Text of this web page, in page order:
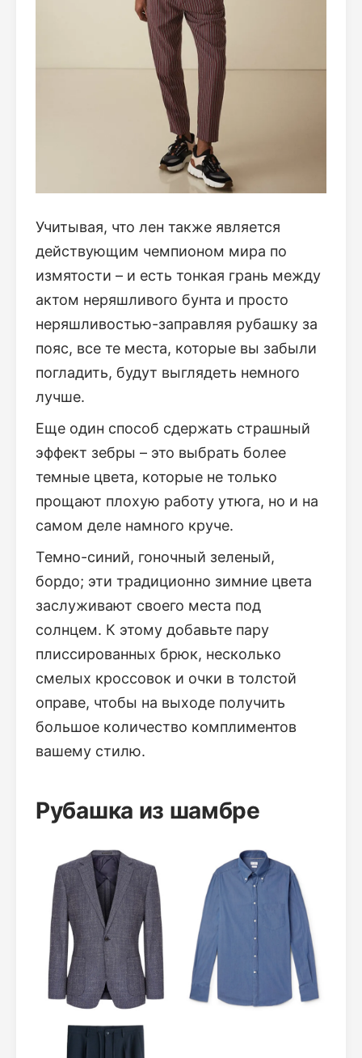
Учитывая, что лен также является
действующим чемпионом мира по
измятости – и есть тонкая грань между
актом неряшливого бунта и просто
неряшливостью-заправляя рубашку за
пояс, все те места, которые вы забыли
погладить, будут выглядеть немного
лучше.
Еще один способ сдержать страшный
эффект зебры – это выбрать более
темные цвета, которые не только
прощают плохую работу утюга, но и на
самом деле намного круче.
Темно-синий, гоночный зеленый,
бордо; эти традиционно зимние цвета
заслуживают своего места под
солнцем. К этому добавьте пару
плиссированных брюк, несколько
смелых кроссовок и очки в толстой
оправе, чтобы на выходе получить
большое количество комплиментов
вашему стилю.
Рубашка из шамбре